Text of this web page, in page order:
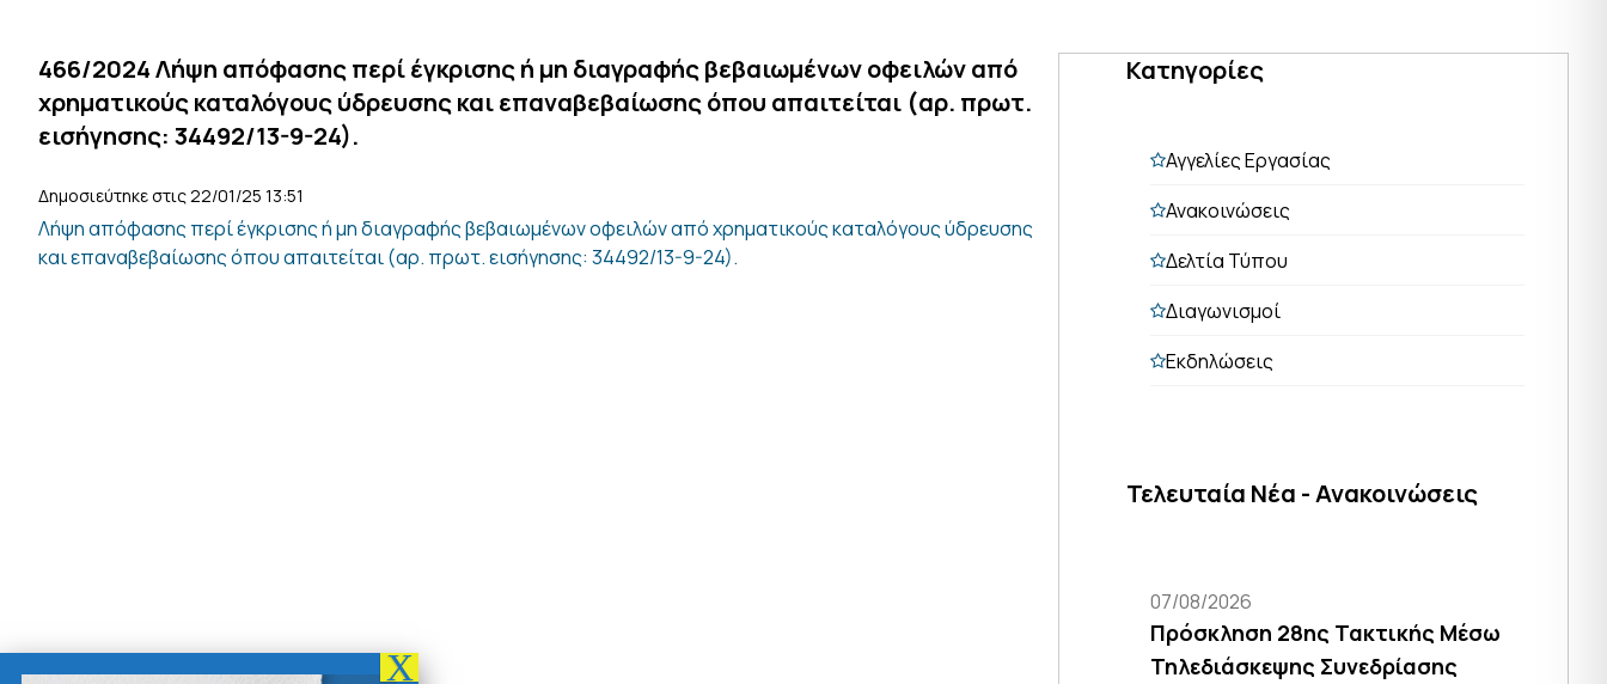
466/2024 Λήψη απόφασης περί έγκρισης ή μη διαγραφής βεβαιωμένων οφειλών από
χρηματικούς καταλόγους ύδρευσης και επαναβεβαίωσης όπου απαιτείται (αρ. πρωτ.
εισήγησης: 34492/13-9-24).
Δημοσιεύτηκε στις 22/01/25 13:51
Λήψη απόφασης περί έγκρισης ή μη διαγραφής βεβαιωμένων οφειλών από χρηματικούς καταλόγους ύδρευσης
και επαναβεβαίωσης όπου απαιτείται (αρ. πρωτ. εισήγησης: 34492/13-9-24).
Κατηγορίες
Αγγελίες Εργασίας
Ανακοινώσεις
Δελτία Τύπου
Διαγωνισμοί
Εκδηλώσεις
Τελευταία Νέα - Ανακοινώσεις
07/08/2026
Πρόσκληση 28ης Τακτικής Μέσω
Τηλεδιάσκεψης Συνεδρίασης